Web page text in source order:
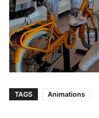
TAGS Animations